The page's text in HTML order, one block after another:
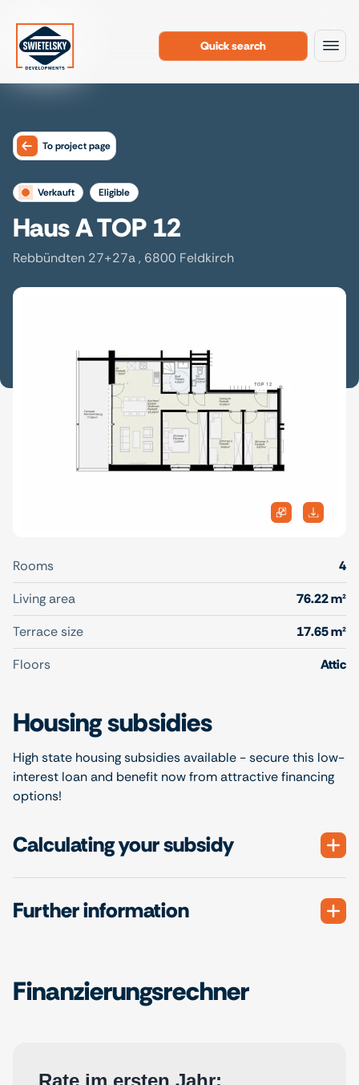
To the content Quick search
To project page
verkauft eligible
Haus A TOP 12
Rebbündten 27+27a , 6800 Feldkirch
Rooms
4
Living area
76.22 m²
Terrace size
17.65 m²
Floors
Attic
Housing subsidies
High state housing subsidies available - secure this low-
interest loan and benefit now from attractive financing
options!
Calculating your subsidy
Further information
Finanzierungsrechner